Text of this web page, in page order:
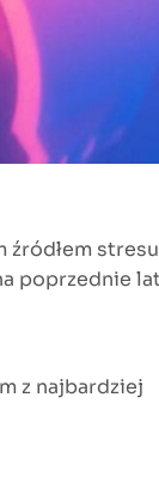
poprzednie
z najbardziej